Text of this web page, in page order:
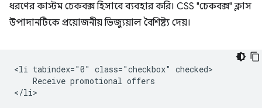
ধরণের কাস্টম চেকবক্স হিসাবে ব্যবহার করি। CSS "চেকবক্স" ক্লাস
উপাদানটিকে প্রয়োজনীয় ভিজ্যুয়াল বৈশিষ্ট্য দেয়।
<li tabindex="0" class="checkbox" checked>
    Receive promotional offers